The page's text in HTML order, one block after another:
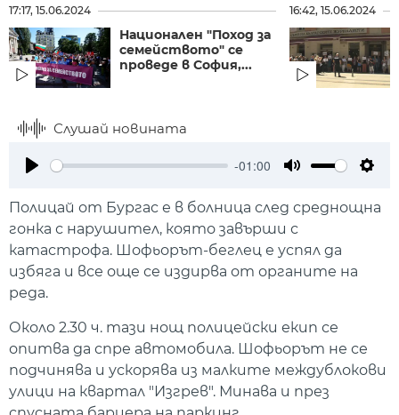
17:17, 15.06.2024
Национален "Поход за
семейството" се
проведе в София,...
16:42, 15.06.2024
Слушай новината
-01:00
Полицай от Бургас е в болница след среднощна
гонка с нарушител, която завърши с
катастрофа. Шофьорът-беглец е успял да
избяга и все още се издирва от органите на
реда.
Около 2.30 ч. тази нощ полицейски екип се
опитва да спре автомобила. Шофьорът не се
подчинява и ускорява из малките междублокови
улици на квартал "Изгрев". Минава и през